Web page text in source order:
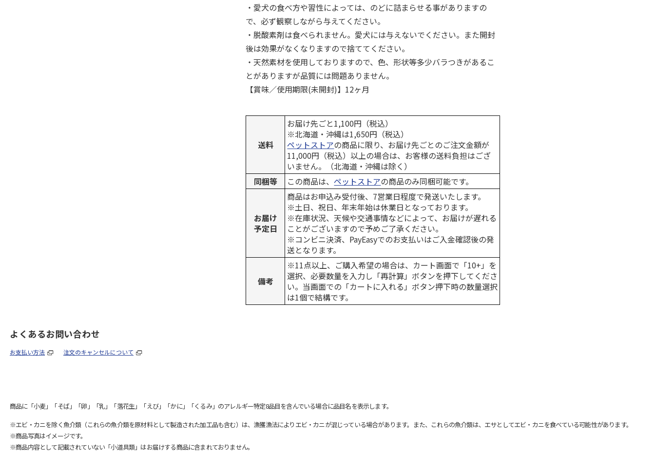
・愛犬の食べ方や習性によっては、のどに詰まらせる事がありますの
で、必ず観察しながら与えてください。
・脱酸素剤は食べられません。愛犬には与えないでください。また開封
後は効果がなくなりますので捨ててください。
・天然素材を使用しておりますので、色、形状等多少バラつきがあるこ
とがありますが品質には問題ありません。
【賞味／使用期限(未開封)】12ヶ月
送料
お届け先ごと1,100円（税込）
※北海道・沖縄は1,650円（税込）
ペットストアの商品に限り、お届け先ごとのご注文金額が
11,000円（税込）以上の場合は、お客様の送料負担はござ
いません。（北海道・沖縄は除く）
同梱等
この商品は、ペットストアの商品のみ同梱可能です。
お届け
予定日
商品はお申込み受付後、7営業日程度で発送いたします。
※土日、祝日、年末年始は休業日となっております。
※在庫状況、天候や交通事情などによって、お届けが遅れる
ことがございますので予めご了承ください。
※コンビニ決済、PayEasyでのお支払いはご入金確認後の発
送となります。
備考
※11点以上、ご購入希望の場合は、カート画面で「10+」を
選択、必要数量を入力し「再計算」ボタンを押下してくださ
い。当画面での「カートに入れる」ボタン押下時の数量選択
は1個で結構です。
よくあるお問い合わせ
お支払い方法 注文のキャンセルについて
商品に「小麦」「そば」「卵」「乳」「落花生」「えび」「かに」「くるみ」のアレルギー特定8品目を含んでいる場合に品目名を表示します。
※エビ・カニを除く魚介類（これらの魚介類を原材料として製造された加工品も含む）は、漁獲漁法によりエビ・カニが混じっている場合があります。また、これらの魚介類は、エサとしてエビ・カニを食べている可能性があります。
※商品写真はイメージです。
※商品内容として記載されていない「小道具類」はお届けする商品に含まれておりません。